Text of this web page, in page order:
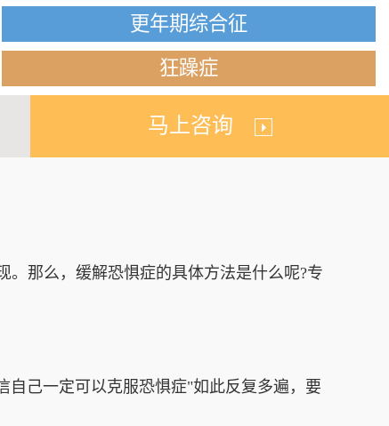
更年期综合征
狂躁症
马上咨询
那么，缓解恐惧症的具体方法是什么呢?专
己一定可以克服恐惧症"如此反复多遍，要